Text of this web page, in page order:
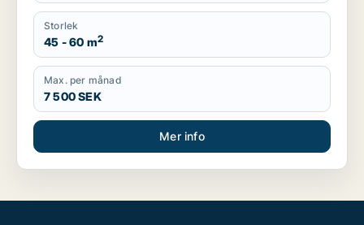
Storlek
45 - 60 m2
Max. per månad
7 500 SEK
Mer info